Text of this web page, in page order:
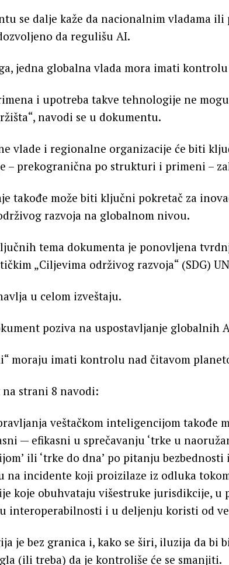
se dalje kaže da nacionalnim vladama
da regulišu AI.
jedna globalna vlada mora imati
i upotreba takve tehnologije ne
navodi se u dokumentu.
vlade i regionalne organizacije će biti
– prekogranična po strukturi i primeni –
takođe može biti ključni pokretač za
razvoja na globalnom nivou.
tema dokumenta je ponovljena
„Ciljevima održivog razvoja“ (SDG)
u celom izveštaju.
poziva na uspostavljanje globalnih
moraju imati kontrolu nad čitavom
strani 8 navodi:
veštačkom inteligencijom takođe
— efikasni u sprečavanju ‘trke u
ili ‘trke do dna’ po pitanju
na incidente koji proizilaze iz odluka
koje obuhvataju višestruke jurisdikcije, u
interoperabilnosti i u deljenju koristi od
je bez granica i, kako se širi, iluzija da bi
(ili treba) da je kontroliše će se smanjiti.